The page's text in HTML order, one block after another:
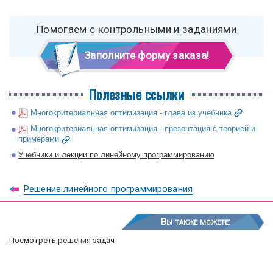
Помогаем с контрольными и заданиями
Заполните форму заказа!
Полезные ссылки
Многокритериальная оптимизация - глава из учебника
Многокритериальная оптимизация - презентация с теорией и
примерами
Учебники и лекции по линейному программированию
Решение линейного программирования
Вы также можете:
Посмотреть решения задач